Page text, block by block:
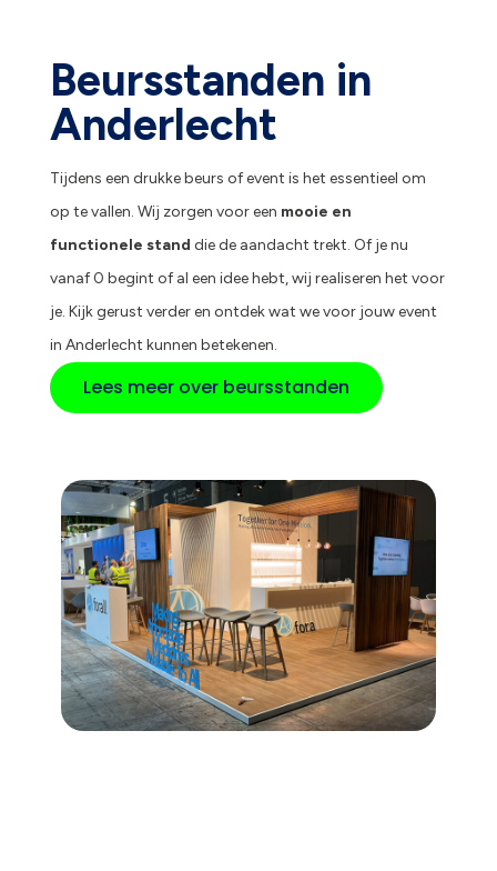
Beursstanden in
Anderlecht
Tijdens een drukke beurs of event is het essentieel om
op te vallen. Wij zorgen voor een mooie en
functionele stand die de aandacht trekt. Of je nu
vanaf 0 begint of al een idee hebt, wij realiseren het voor
je. Kijk gerust verder en ontdek wat we voor jouw event
in Anderlecht kunnen betekenen.
Lees meer over beursstanden